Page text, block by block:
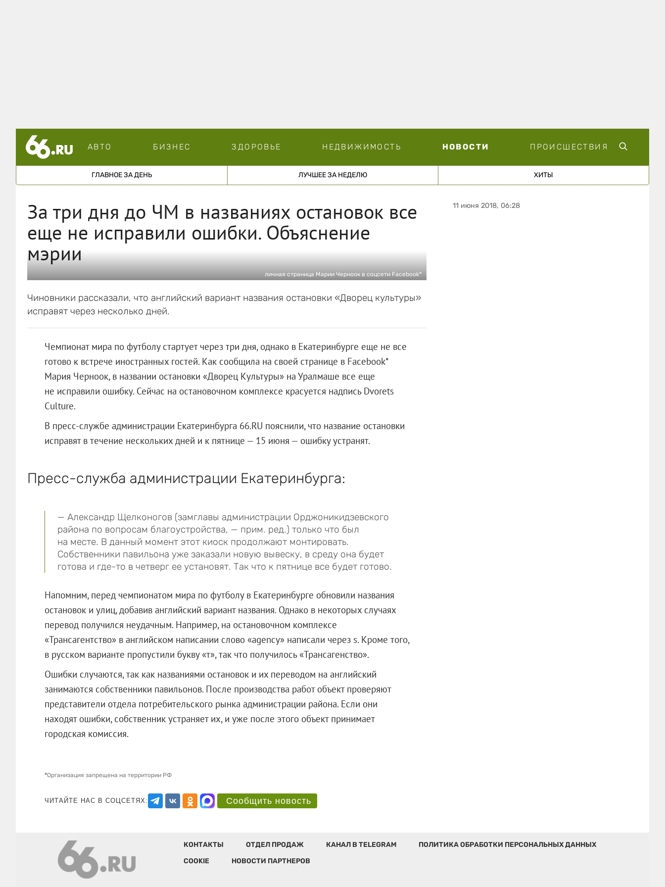
АВТО БИЗНЕС ЗДОРОВЬЕ НЕДВИЖИМОСТЬ НОВОСТИ ПРОИСШЕСТВИЯ
ГЛАВНОЕ ЗА ДЕНЬ ЛУЧШЕЕ ЗА НЕДЕЛЮ ХИТЫ
За три дня до ЧМ в названиях остановок все
еще не исправили ошибки. Объяснение
мэрии
личная страница Марии Черноок в соцсети Facebook*
Чиновники рассказали, что английский вариант названия остановки «Дворец культуры»
исправят через несколько дней.
Чемпионат мира по футболу стартует через три дня, однако в Екатеринбурге еще не все
готово к встрече иностранных гостей. Как сообщила на своей странице в Facebook*
Мария Черноок, в названии остановки «Дворец Культуры» на Уралмаше все еще
не исправили ошибку. Сейчас на остановочном комплексе красуется надпись Dvorets
Culture.
В пресс-службе администрации Екатеринбурга 66.RU пояснили, что название остановки
исправят в течение нескольких дней и к пятнице — 15 июня — ошибку устранят.
Пресс-служба администрации Екатеринбурга:
— Александр Щелконогов (замглавы администрации Орджоникидзевского
района по вопросам благоустройства, — прим. ред.) только что был
на месте. В данный момент этот киоск продолжают монтировать.
Собственники павильона уже заказали новую вывеску, в среду она будет
готова и где-то в четверг ее установят. Так что к пятнице все будет готово.
Напомним, перед чемпионатом мира по футболу в Екатеринбурге обновили названия
остановок и улиц, добавив английский вариант названия. Однако в некоторых случаях
перевод получился неудачным. Например, на остановочном комплексе
«Трансагентство» в английском написании слово «agency» написали через s. Кроме того,
в русском варианте пропустили букву «т», так что получилось «Трансагенство».
Ошибки случаются, так как названиями остановок и их переводом на английский
занимаются собственники павильонов. После производства работ объект проверяют
представители отдела потребительского рынка администрации района. Если они
находят ошибки, собственник устраняет их, и уже после этого объект принимает
городская комиссия.
*Организация запрещена на территории РФ
ЧИТАЙТЕ НАС В СОЦСЕТЯХ: Сообщить новость
11 июня 2018, 06:28
КОНТАКТЫ ОТДЕЛ ПРОДАЖ КАНАЛ В TELEGRAM
ПОЛИТИКА ОБРАБОТКИ ПЕРСОНАЛЬНЫХ ДАННЫХ
COOKIE
НОВОСТИ ПАРТНЕРОВ